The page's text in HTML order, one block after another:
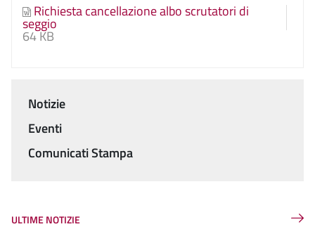
Richiesta cancellazione albo scrutatori di
seggio
64 KB
Menu
Notizie
Eventi
Comunicati Stampa
ULTIME NOTIZIE